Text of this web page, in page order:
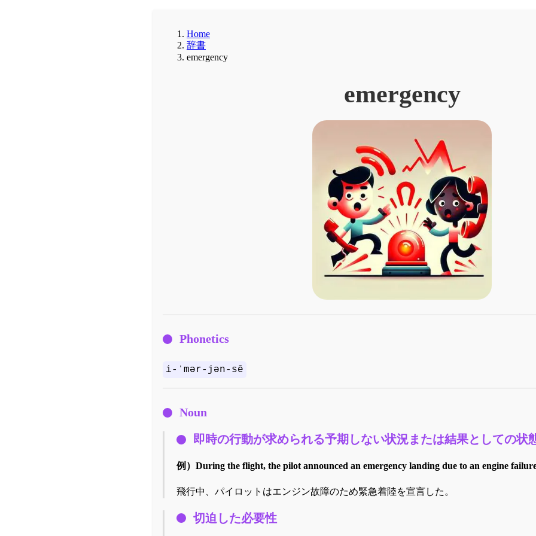
Home
辞書
emergency
emergency
Phonetics
i-ˈmər-jən-sē
Noun
即時の行動が求められる予期しない状況または結果としての状
例） During the flight, the pilot announced an emergency landing due to an engine
飛行中、パイロットはエンジン故障のため緊急着陸を宣言した。
切迫した必要性